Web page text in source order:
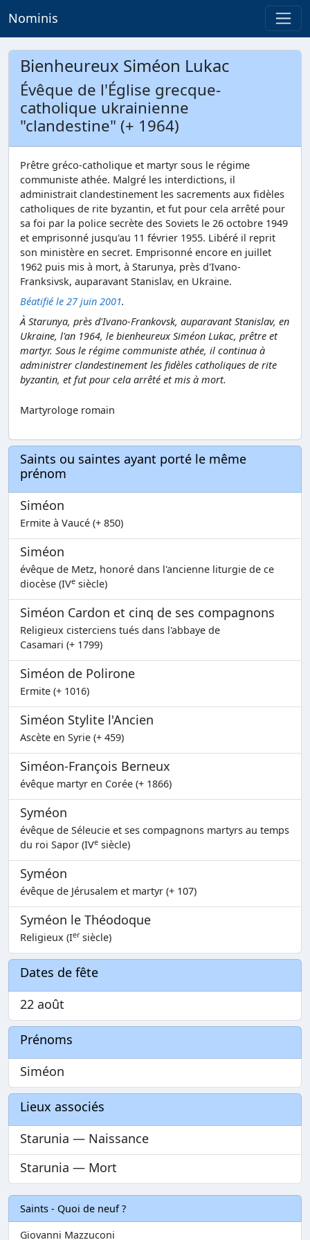
Nominis
Bienheureux Siméon Lukac
Évêque de l'Église grecque-
catholique ukrainienne
"clandestine" (+ 1964)
Prêtre gréco-catholique et martyr sous le régime
communiste athée. Malgré les interdictions, il
administrait clandestinement les sacrements aux fidèles
catholiques de rite byzantin, et fut pour cela arrêté pour
sa foi par la police secrète des Soviets le 26 octobre 1949
et emprisonné jusqu'au 11 février 1955. Libéré il reprit
son ministère en secret. Emprisonné encore en juillet
1962 puis mis à mort, à Starunya, près d'Ivano-
Franksivsk, auparavant Stanislav, en Ukraine.
Béatifié le 27 juin 2001.
À Starunya, près d'Ivano-Frankovsk, auparavant Stanislav, en
Ukraine, l'an 1964, le bienheureux Siméon Lukac, prêtre et
martyr. Sous le régime communiste athée, il continua à
administrer clandestinement les fidèles catholiques de rite
byzantin, et fut pour cela arrêté et mis à mort.
Martyrologe romain
Saints ou saintes ayant porté le même
prénom
Siméon
Ermite à Vaucé (+ 850)
Siméon
évêque de Metz, honoré dans l'ancienne liturgie de ce
diocèse (IVe siècle)
Siméon Cardon et cinq de ses compagnons
Religieux cisterciens tués dans l'abbaye de
Casamari (+ 1799)
Siméon de Polirone
Ermite (+ 1016)
Siméon Stylite l'Ancien
Ascète en Syrie (+ 459)
Siméon-François Berneux
évêque martyr en Corée (+ 1866)
Syméon
évêque de Séleucie et ses compagnons martyrs au temps
du roi Sapor (IVe siècle)
Syméon
évêque de Jérusalem et martyr (+ 107)
Syméon le Théodoque
Religieux (Iersiècle)
Dates de fête
22 août
Prénoms
Siméon
Lieux associés
Starunia — Naissance
Starunia — Mort
Saints - Quoi de neuf ?
Giovanni Mazzuconi